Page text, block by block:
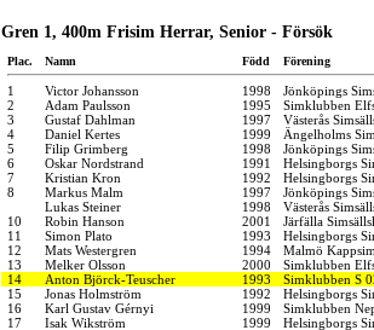
Gren 1, 400m Frisim Herrar, Senior - Försök
Plac. Namn Född Förening
1 Victor Johansson 1998
Jönköpings
2
Adam Paulsson 1995
Simklubben
3
Gustaf Dahlman 1997
Västerås
4
Daniel Kertes 1999
Ängelholms
5
Filip Grimberg 1998
Jönköpings
6
Oskar Nordstrand 1991
Helsingborgs
7
Kristian Kron 1992
Helsingborgs
8
Markus Malm 1997
Jönköpings
Lukas Steiner
1998
Västerås
10
Robin Hanson 2001
Järfälla
11
Simon Plato 1993
Helsingborgs
12
Mats Westergren 1994
Malmö
13
Melker Olsson 2000
Simklubben
14
Anton Björck-Teuscher 1993
Simklubben S
15
Jonas Holmström 1992
Helsingborgs
16
Karl Gustav Gérnyi 1999
Simklubben
17
Isak Wikström 1999
Helsingborgs